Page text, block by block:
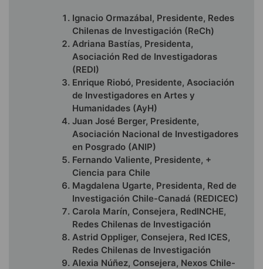
Ignacio Ormazábal, Presidente, Redes
Chilenas de Investigación (ReCh)
Adriana Bastías, Presidenta,
Asociación Red de Investigadoras
(REDI)
Enrique Riobó, Presidente, Asociación
de Investigadores en Artes y
Humanidades (AyH)
Juan José Berger, Presidente,
Asociación Nacional de Investigadores
en Posgrado (ANIP)
Fernando Valiente, Presidente, +
Ciencia para Chile
Magdalena Ugarte, Presidenta, Red de
Investigación Chile-Canadá (REDICEC)
Carola Marín, Consejera, RedINCHE,
Redes Chilenas de Investigación
Astrid Oppliger, Consejera, Red ICES,
Redes Chilenas de Investigación
Alexia Núñez, Consejera, Nexos Chile-